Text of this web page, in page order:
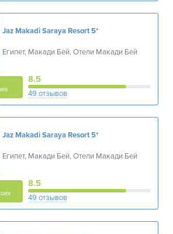
Jaz Makadi Saraya Resort5*
Египет, Макади Бей, Отели Макади Бей
8.5
49 отзывов
Jaz Makadi Saraya Resort5*
Египет, Макади Бей, Отели Макади Бей
8.5
49 отзывов